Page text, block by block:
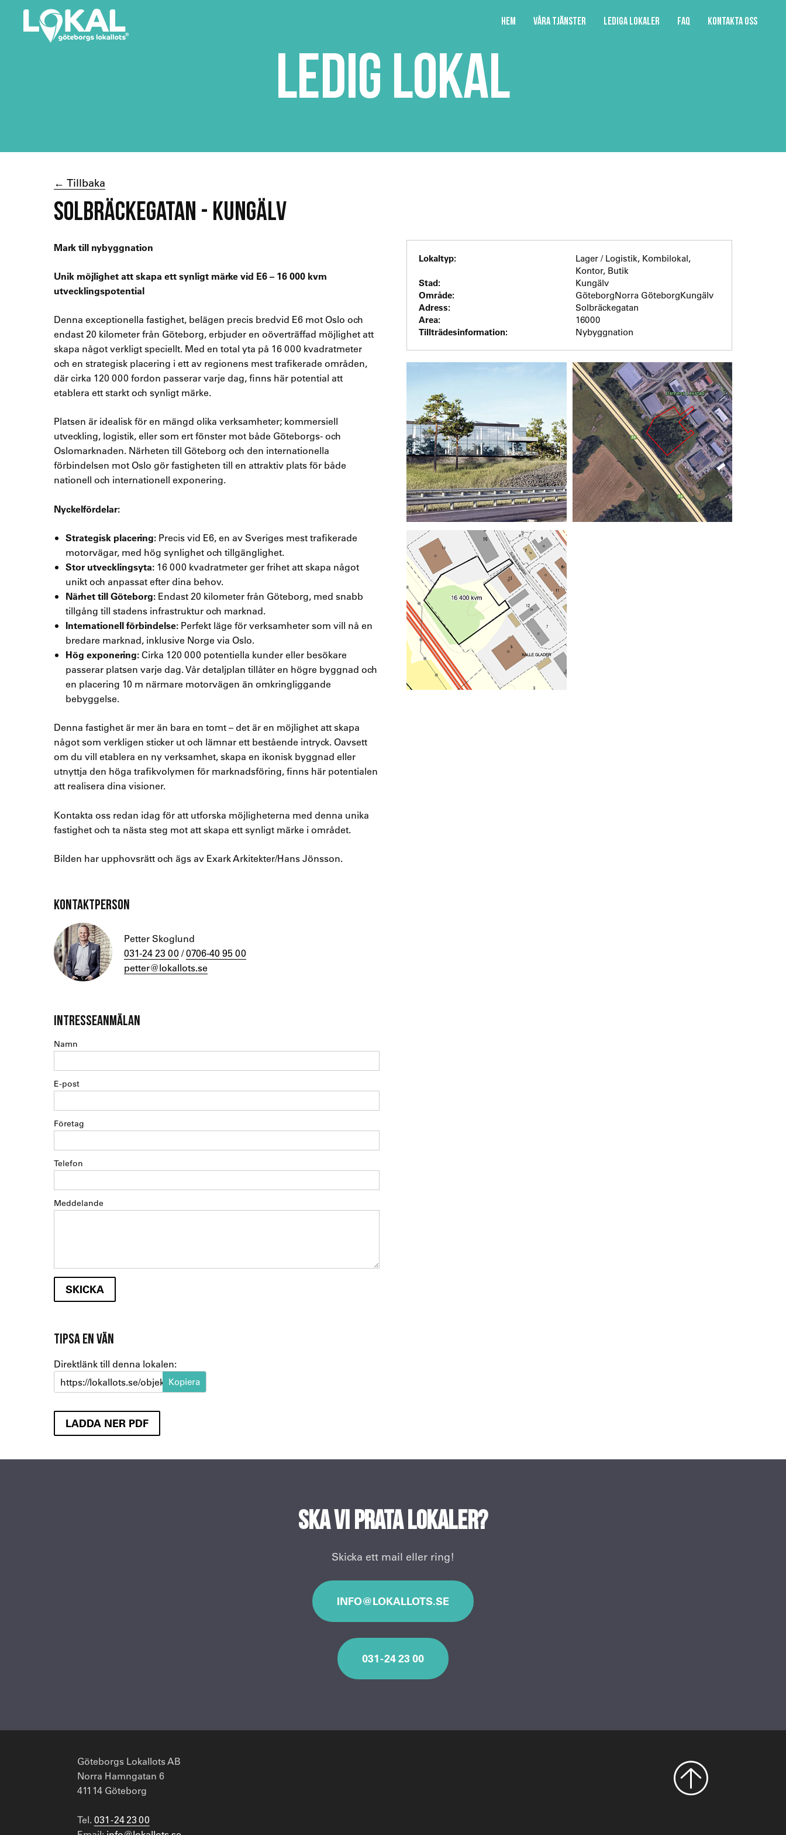
Hem Våra tjänster Lediga lokaler FAQ Kontakta oss
LEDIG LOKAL
← Tillbaka
SOLBRÄCKEGATAN - KUNGÄLV
Mark till nybyggnation
Unik möjlighet att skapa ett synligt märke vid E6 – 16 000 kvm
utvecklingspotential
Denna exceptionella fastighet, belägen precis bredvid E6 mot Oslo och
endast 20 kilometer från Göteborg, erbjuder en oöverträffad möjlighet att
skapa något verkligt speciellt. Med en total yta på 16 000 kvadratmeter
och en strategisk placering i ett av regionens mest trafikerade områden,
där cirka 120 000 fordon passerar varje dag, finns här potential att
etablera ett starkt och synligt märke.
Platsen är idealisk för en mängd olika verksamheter; kommersiell
utveckling, logistik, eller som ert fönster mot både Göteborgs- och
Oslomarknaden. Närheten till Göteborg och den internationella
förbindelsen mot Oslo gör fastigheten till en attraktiv plats för både
nationell och internationell exponering.
Nyckelfördelar:
Strategisk placering: Precis vid E6, en av Sveriges mest trafikerade
motorvägar, med hög synlighet och tillgänglighet.
Stor utvecklingsyta: 16 000 kvadratmeter ger frihet att skapa något
unikt och anpassat efter dina behov.
Närhet till Göteborg: Endast 20 kilometer från Göteborg, med snabb
tillgång till stadens infrastruktur och marknad.
Internationell förbindelse: Perfekt läge för verksamheter som vill nå en
bredare marknad, inklusive Norge via Oslo.
Hög exponering:Cirka 120 000 potentiella kunder eller besökare
passerar platsen varje dag. Vår detaljplan tillåter en högre byggnad och
en placering 10 m närmare motorvägen än omkringliggande
bebyggelse.
Denna fastighet är mer än bara en tomt – det är en möjlighet att skapa
något som verkligen sticker ut och lämnar ett bestående intryck. Oavsett
om du vill etablera en ny verksamhet, skapa en ikonisk byggnad eller
utnyttja den höga trafikvolymen för marknadsföring, finns här potentialen
att realisera dina visioner.
Kontakta oss redan idag för att utforska möjligheterna med denna unika
fastighet och ta nästa steg mot att skapa ett synligt märke i området.
Bilden har upphovsrätt och ägs av Exark Arkitekter/Hans Jönsson.
KONTAKTPERSON
Petter Skoglund
031-24 23 00/0706-40 95 00
petter@lokallots.se
INTRESSEANMÄLAN
Namn
E-post
Företag
Telefon
Meddelande
TIPSA EN VÄN
Direktlänk till denna lokalen:
https://lokallots.se/objekt/rollsbo
LADDA NER PDF
Lokaltyp:
Lager / Logistik, Kombilokal,
Kontor, Butik
Stad:
Kungälv
Område:
GöteborgNorra GöteborgKungälv
Adress:
Solbräckegatan
Area:
16000
Tillträdesinformation:
Nybyggnation
Ska vi prata lokaler?
Skicka ett mail eller ring!
INFO@LOKALLOTS.SE
031 - 24 23 00
Göteborgs Lokallots AB
Norra Hamngatan 6
411 14 Göteborg
Tel. 031 - 24 23 00